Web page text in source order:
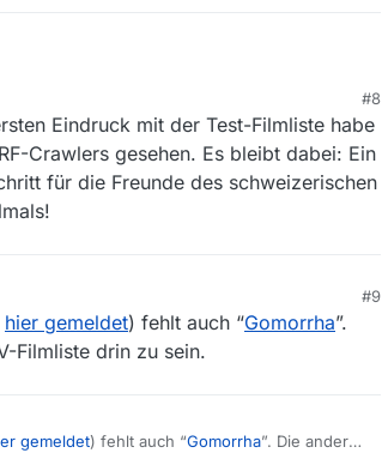
nach Filmen und Serien, und da mußte
oder ob er ein selbständiger Film war.
Hörfilm zu laden. Die Fülle an Programmen ist
#8
Eindruck mit der Test-Filmliste habe
Crawlers gesehen. Es bleibt dabei: Ein
für die Freunde des schweizerischen
#9
hier gemeldet) fehlt auch “Gomorrha”.
Filmliste drin zu sein.
gemeldet) fehlt auch “Gomorrha”. Die anderen